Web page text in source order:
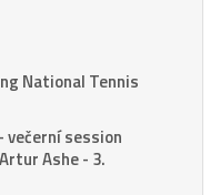
National Tennis
večerní session
Ashe - 3.